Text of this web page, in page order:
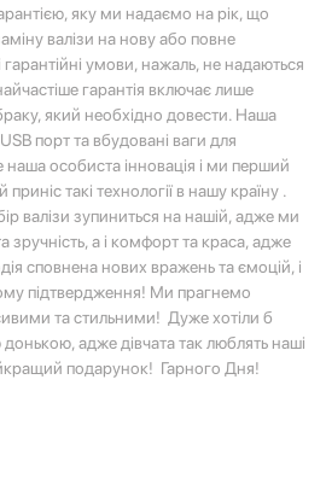
яку ми надаємо на рік, що
валізи на нову або повне
гарантійні умови, нажаль, не надаються
гарантія включає лише
який необхідно довести. Наша
порт та вбудовані ваги для
особиста інновація і ми перший
такі технології в нашу країну .
валізи зупиниться на нашій, адже ми
зручність, а і комфорт та краса, адже
сповнена нових вражень та ємоцій, і
підтвердження! Ми прагнемо
та стильними! Дуже хотіли б
адже дівчата так люблять наші
подарунок! Гарного Дня!